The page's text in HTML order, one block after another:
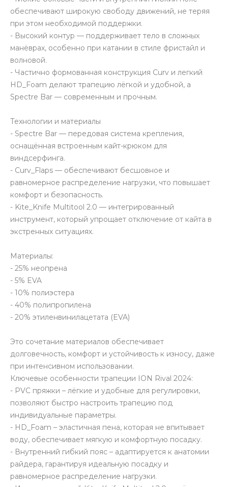
обеспечивают широкую свободу движений, не теряя
при этом необходимой поддержки.
- Высокий контур — поддерживает тело в сложных
манёврах, особенно при катании в стиле фристайл и
волновой.
- Частично формованная конструкция Curv и легкий
HD_Foam делают трапецию лёгкой и удобной, а
Spectre Bar — современным и прочным.
Технологии и материалы
- Spectre Bar — передовая система крепления,
оснащённая встроенным кайт-крюком для
виндсерфинга.
- Curv_Flaps — обеспечивают бесшовное и
равномерное распределение нагрузки, что повышает
комфорт и безопасность.
- Kite_Knife Multitool 2.0 — интегрированный
инструмент, который упрощает отключение от кайта в
экстренных ситуациях.
Материалы:
- 25% неопрена
- 5% EVA
- 10% полиэстера
- 40% полипропилена
- 20% этиленвинилацетата (EVA)
Это сочетание материалов обеспечивает
долговечность, комфорт и устойчивость к износу, даже
при интенсивном использовании.
Ключевые особенности трапеции ION Rival 2024:
- PVC пряжки – лёгкие и удобные для регулировки,
позволяют быстро настроить трапецию под
индивидуальные параметры.
- HD_Foam – эластичная пена, которая не впитывает
воду, обеспечивает мягкую и комфортную посадку.
- Внутренний гибкий пояс – адаптируется к анатомии
райдера, гарантируя идеальную посадку и
равномерное распределение нагрузки.